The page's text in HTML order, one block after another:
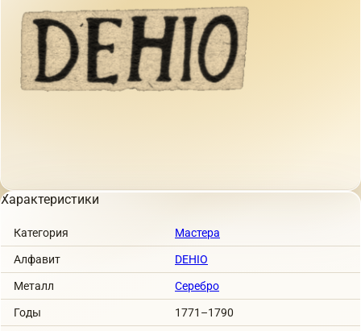
Характеристики
Категория Мастера
Алфавит DEHIO
Металл Серебро
Годы 1771–1790